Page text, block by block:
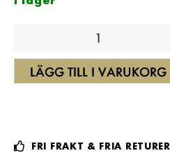
LÄGG TILL I VARUKORG
FRI FRAKT & FRIA RETURER